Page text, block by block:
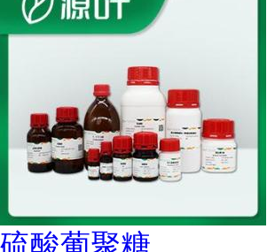
硫酸葡聚糖